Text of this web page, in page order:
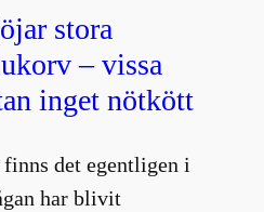
stora
– vissa
inget nötkött
det egentligen i
har blivit